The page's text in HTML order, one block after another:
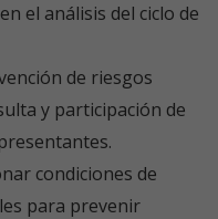
el análisis del ciclo de
de riesgos
y participación de
condiciones de
para prevenir